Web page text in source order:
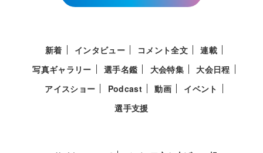
新着 インタビュー コメント全文
連載
写真ギャラリー
選手名鑑 大会特集
大会日程
アイスショー
Podcast 動画
イベント
選手支援